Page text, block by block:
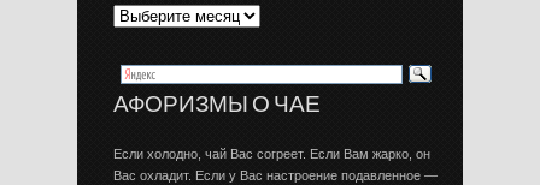
АФОРИЗМЫ О ЧАЕ
Если холодно, чай Вас согреет. Если Вам жарко, он
Вас охладит. Если у Вас настроение подавленное —